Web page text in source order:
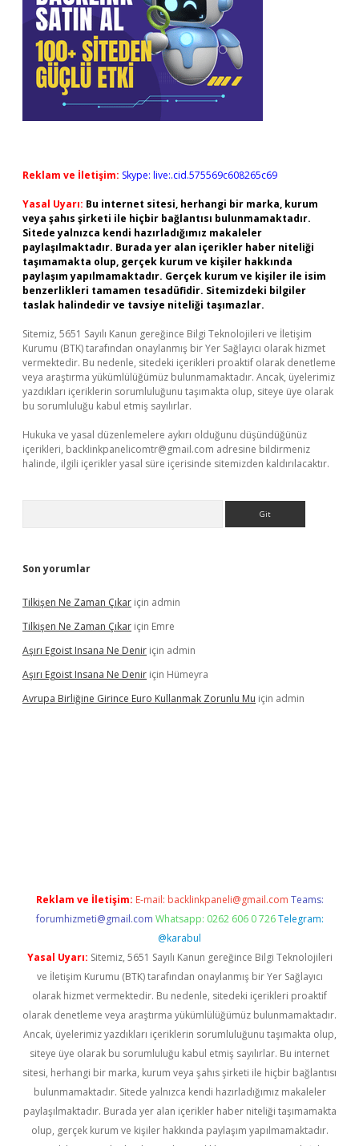
Reklam ve İletişim: Skype: live:.cid.575569c608265c69
Yasal Uyarı: Bu internet sitesi, herhangi bir marka, kurum
veya şahıs şirketi ile hiçbir bağlantısı bulunmamaktadır.
Sitede yalnızca kendi hazırladığımız makaleler
paylaşılmaktadır. Burada yer alan içerikler haber niteliği
taşımamakta olup, gerçek kurum ve kişiler hakkında
paylaşım yapılmamaktadır. Gerçek kurum ve kişiler ile isim
benzerlikleri tamamen tesadüfidir. Sitemizdeki bilgiler
taslak halindedir ve tavsiye niteliği taşımazlar.
Sitemiz, 5651 Sayılı Kanun gereğince Bilgi Teknolojileri ve İletişim
Kurumu (BTK) tarafından onaylanmış bir Yer Sağlayıcı olarak hizmet
vermektedir. Bu nedenle, sitedeki içerikleri proaktif olarak denetleme
veya araştırma yükümlülüğümüz bulunmamaktadır. Ancak, üyelerimiz
yazdıkları içeriklerin sorumluluğunu taşımakta olup, siteye üye olarak
bu sorumluluğu kabul etmiş sayılırlar.
Hukuka ve yasal düzenlemelere aykırı olduğunu düşündüğünüz
içerikleri, backlinkpanelicomtr@gmail.com adresine bildirmeniz
halinde, ilgili içerikler yasal süre içerisinde sitemizden kaldırılacaktır.
Son yorumlar
Tilkişen Ne Zaman Çıkar için admin
Tilkişen Ne Zaman Çıkar için Emre
Aşırı Egoist Insana Ne Denir için admin
Aşırı Egoist Insana Ne Denir için Hümeyra
Avrupa Birliğine Girince Euro Kullanmak Zorunlu Mu için admin
Reklam ve İletişim: E-mail: backlinkpaneli@gmail.com Teams:
forumhizmeti@gmail.com Whatsapp: 0262 606 0 726 Telegram:
@karabul
Yasal Uyarı: Sitemiz, 5651 Sayılı Kanun gereğince Bilgi Teknolojileri
ve İletişim Kurumu (BTK) tarafından onaylanmış bir Yer Sağlayıcı
olarak hizmet vermektedir. Bu nedenle, sitedeki içerikleri proaktif
olarak denetleme veya araştırma yükümlülüğümüz bulunmamaktadır.
Ancak, üyelerimiz yazdıkları içeriklerin sorumluluğunu taşımakta olup,
siteye üye olarak bu sorumluluğu kabul etmiş sayılırlar. Bu internet
sitesi, herhangi bir marka, kurum veya şahıs şirketi ile hiçbir bağlantısı
bulunmamaktadır. Sitede yalnızca kendi hazırladığımız makaleler
paylaşılmaktadır. Burada yer alan içerikler haber niteliği taşımamakta
olup, gerçek kurum ve kişiler hakkında paylaşım yapılmamaktadır.